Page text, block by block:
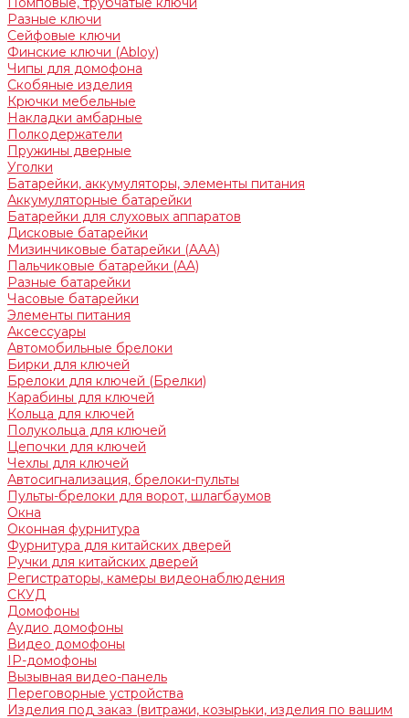
Разные ключи
Сейфовые ключи
Финские ключи (Abloy)
Чипы для домофона
Скобяные изделия
Крючки мебельные
Накладки амбарные
Полкодержатели
Пружины дверные
Уголки
Батарейки, аккумуляторы, элементы питания
Аккумуляторные батарейки
Батарейки для слуховых аппаратов
Дисковые батарейки
Мизинчиковые батарейки (AAA)
Пальчиковые батарейки (AA)
Разные батарейки
Часовые батарейки
Элементы питания
Аксессуары
Автомобильные брелоки
Бирки для ключей
Брелоки для ключей (Брелки)
Карабины для ключей
Кольца для ключей
Полукольца для ключей
Цепочки для ключей
Чехлы для ключей
Автосигнализация, брелоки-пульты
Пульты-брелоки для ворот, шлагбаумов
Окна
Оконная фурнитура
Фурнитура для китайских дверей
Ручки для китайских дверей
Регистраторы, камеры видеонаблюдения
СКУД
Домофоны
Аудио домофоны
Видео домофоны
IP-домофоны
Вызывная видео-панель
Переговорные устройства
Изделия под заказ (витражи, козырьки, изделия по вашим